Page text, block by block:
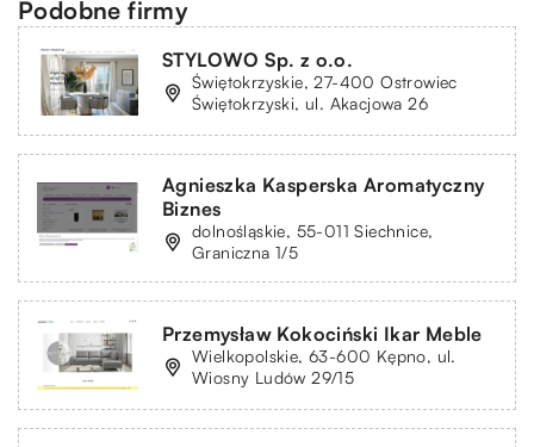
Podobne firmy
STYLOWO Sp. z o.o.
Świętokrzyskie, 27-400 Ostrowiec
Świętokrzyski, ul. Akacjowa 26
Agnieszka Kasperska Aromatyczny
Biznes
dolnośląskie, 55-011 Siechnice,
Graniczna 1/5
Przemysław Kokociński Ikar Meble
Wielkopolskie, 63-600 Kępno, ul.
Wiosny Ludów 29/15